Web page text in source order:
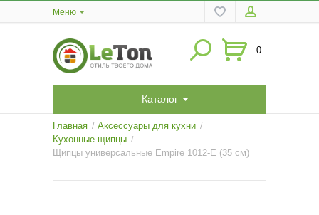
Меню
0
Каталог
Главная / Аксессуары для кухни /
Кухонные щипцы /
Щипцы универсальные Empire 1012-E (35 см)